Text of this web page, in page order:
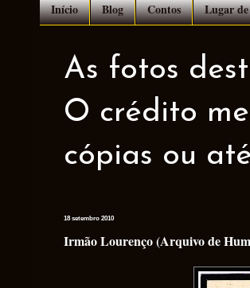
Início Blog Contos Lugar
As fotos
O crédito
cópias ou
18 setembro 2010
Irmão Lourenço (Arquivo de